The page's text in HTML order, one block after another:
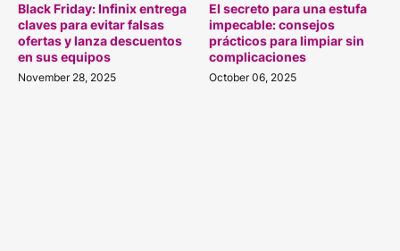
Black Friday: Infinix entrega
claves para evitar falsas
ofertas y lanza descuentos
en sus equipos
November 28, 2025
El secreto para una estufa
impecable: consejos
prácticos para limpiar sin
complicaciones
October 06, 2025